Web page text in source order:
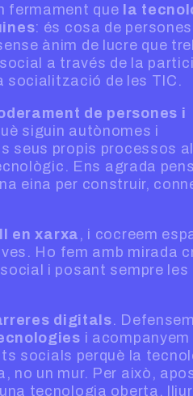
fermament que la
: és cosa de
ànim de lucre que
a través de la
socialització de les TIC.
de persones i
siguin autònomes i
seus propis processos
Ens agrada
eina per construir,
en xarxa, i cocreem
Ho fem amb mirada
i posant sempre les
digitals. Defensem
i acompanyem
socials perquè la
no un mur. Per això,
tecnologia oberta,